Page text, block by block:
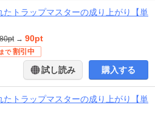
たトラップマスターの成り上がり【単
→ 90pt
で 割引中
試し読み 購入する
たトラップマスターの成り上がり【単